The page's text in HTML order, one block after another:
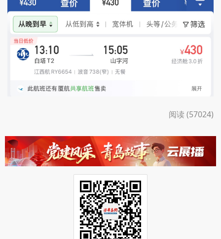
阅读 (57024)